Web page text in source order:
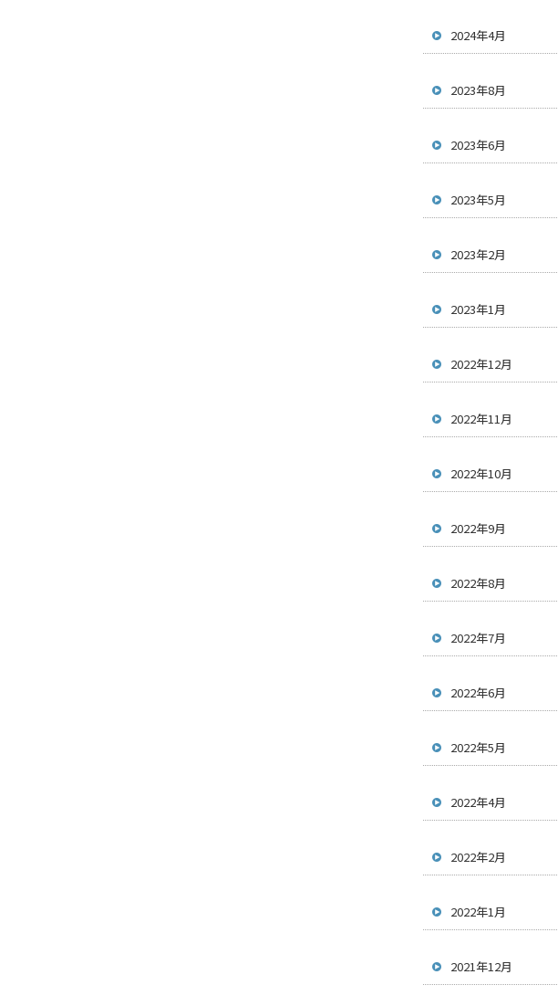
2024年4月
2023年8月
2023年6月
2023年5月
2023年2月
2023年1月
2022年12月
2022年11月
2022年10月
2022年9月
2022年8月
2022年7月
2022年6月
2022年5月
2022年4月
2022年2月
2022年1月
2021年12月